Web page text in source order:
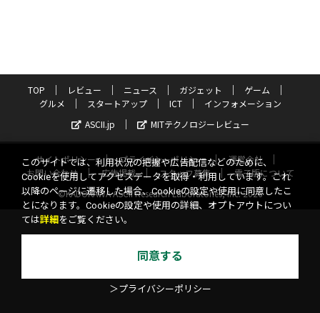
TOP レビュー ニュース ガジェット
ゲーム
グルメ
スタートアップ ICT
インフォメーション
ASCII.jp
MITテクノロジーレビュー
サイトポリシー プライバシーポリシー
運営会社
お問い合わせ
広告掲載 スタッフ募集
電子版について
©KADOKAWA ASCII Research Laboratories, Inc. 2026
このサイトでは、利用状況の把握や広告配信などのために、
Cookieを使用してアクセスデータを取得・利用しています。これ
以降のページに遷移した場合、Cookieの設定や使用に同意したこ
とになります。Cookieの設定や使用の詳細、オプトアウトについ
ては詳細 をご覧ください。
同意する
＞プライバシーポリシー